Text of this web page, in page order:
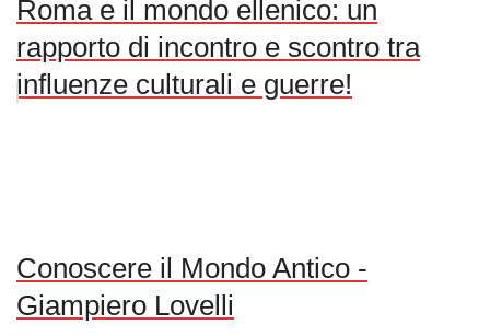
Roma e il mondo ellenico: un
rapporto di incontro e scontro tra
influenze culturali e guerre!
Conoscere il Mondo Antico -
Giampiero Lovelli